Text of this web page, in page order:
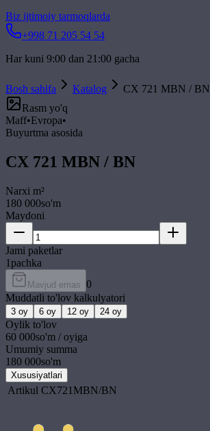
Biz ijtimoiy tarmoqlarda
+998 71 205 54 54
Har kuni 9:00 dan 21:00 gacha
Bosh sahifa Katalog
CX 721 MBN / BN
Rasm yo'q
Maff•Evropa•
Buyurtma asosida
CX 721 MBN / BN
Narxi m²
180 000so'm
Maydoni
Jami paketlar
1pachka
Mavjud emas 0
Muddatli to'lov kalkulyatori
3 oy 6 oy 12 oy 24 oy
Oylik to'lov
60 000so'm / oyiga
Umumiy summa
180 000so'm
Xususiyatlari
Artikul CX721MBN/BN